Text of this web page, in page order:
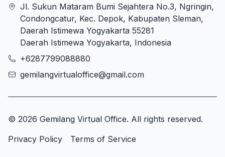
Jl. Sukun Mataram Bumi Sejahtera No.3, Ngringin,
Condongcatur, Kec. Depok, Kabupaten Sleman,
Daerah Istimewa Yogyakarta 55281
Daerah Istimewa Yogyakarta, Indonesia
+6287799088880
gemilangvirtualoffice@gmail.com
© 2026 Gemilang Virtual Office. All rights reserved.
Privacy Policy
Terms of Service